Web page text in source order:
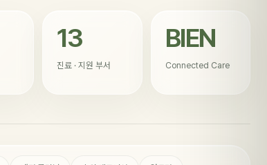
13
진료 · 지원 부서
BIEN
Connected Care